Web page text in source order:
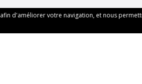
d'améliorer votre navigation, et nous